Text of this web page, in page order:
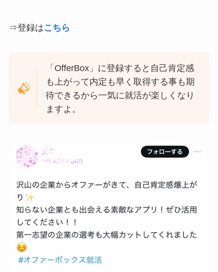
⇒登録はこちら
「OfferBox」に登録すると自己肯定感
も上がって内定も早く取得する事も期
待できるから一気に就活が楽しくなり
ますよ。